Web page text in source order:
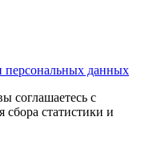
персональных данных
соглашаетесь с
сбора статистики и